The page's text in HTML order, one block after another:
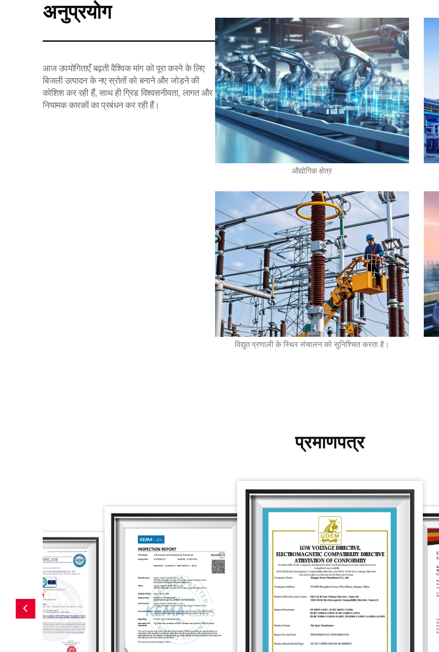
अनुप्रयोग
आज उपयोगिताएँ बढ़ती वैश्विक मांग को पूरा करने के लिए
बिजली उत्पादन के नए स्रोतों को बनाने और जोड़ने की
कोशिश कर रही हैं, साथ ही ग्रिड विश्वसनीयता, लागत और
नियामक कारकों का प्रबंधन कर रही हैं।
औद्योगिक क्षेत्र
विद्युत प्रणाली के स्थिर संचालन को सुनिश्चित करता है।
प्रमाणपत्र